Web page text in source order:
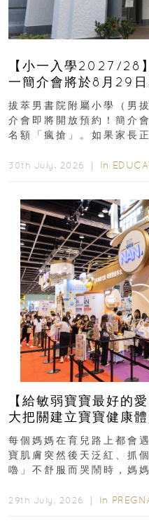
【小一入學2027/28
一簡介會將於8月29日
｜更設有網上重溫
拔萃男書院附屬小學（男
介會即將開放預約！簡介
名額「瘋搶」。如果家長
30th July, 2026 ｜ In
【給敏弱寶寶最好的
大把關建立寶寶健康
每個媽媽在育兒路上都會
寶肌膚突然後天泛紅、抓
嚕」不舒服而哭鬧時，媽
29th July, 2026 ｜ In